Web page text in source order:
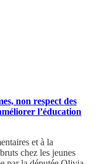
non respect des
l’éducation
et à la
chez les jeunes